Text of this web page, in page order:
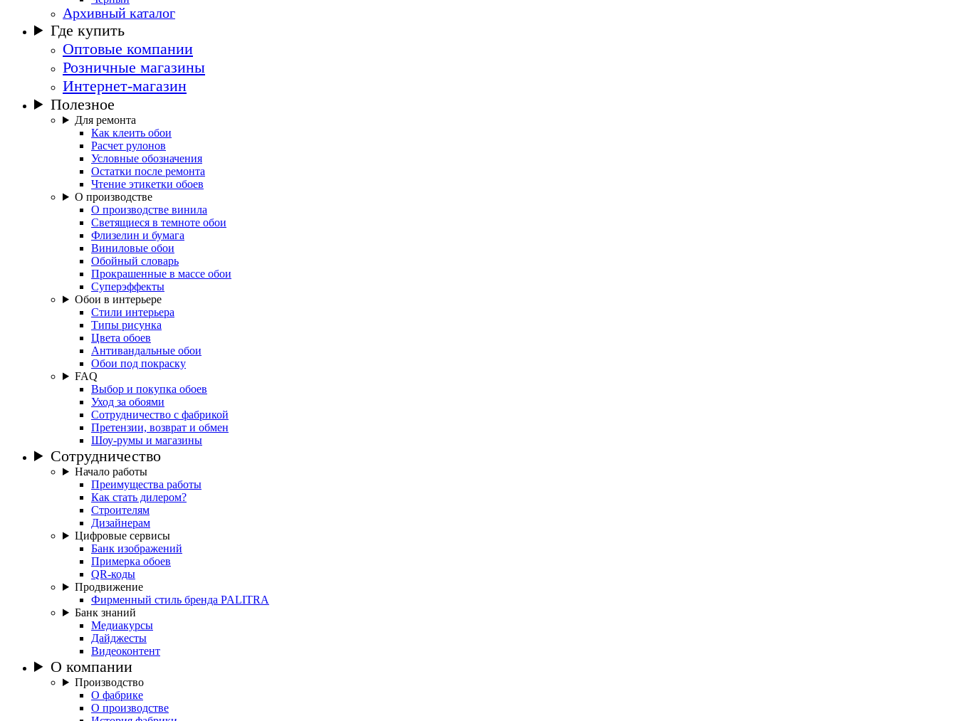
Архивный каталог
Где купить
Оптовые компании
Розничные магазины
Интернет-магазин
Полезное
Для ремонта
Как клеить обои
Расчет рулонов
Условные обозначения
Остатки после ремонта
Чтение этикетки обоев
О производстве
О производстве винила
Светящиеся в темноте обои
Флизелин и бумага
Виниловые обои
Обойный словарь
Прокрашенные в массе обои
Суперэффекты
Обои в интерьере
Стили интерьера
Типы рисунка
Цвета обоев
Антивандальные обои
Обои под покраску
FAQ
Выбор и покупка обоев
Уход за обоями
Сотрудничество с фабрикой
Претензии, возврат и обмен
Шоу-румы и магазины
Сотрудничество
Начало работы
Преимущества работы
Как стать дилером?
Строителям
Дизайнерам
Цифровые сервисы
Банк изображений
Примерка обоев
QR-коды
Продвижение
Фирменный стиль бренда PALITRA
Банк знаний
Медиакурсы
Дайджесты
Видеоконтент
О компании
Производство
О фабрике
О производстве